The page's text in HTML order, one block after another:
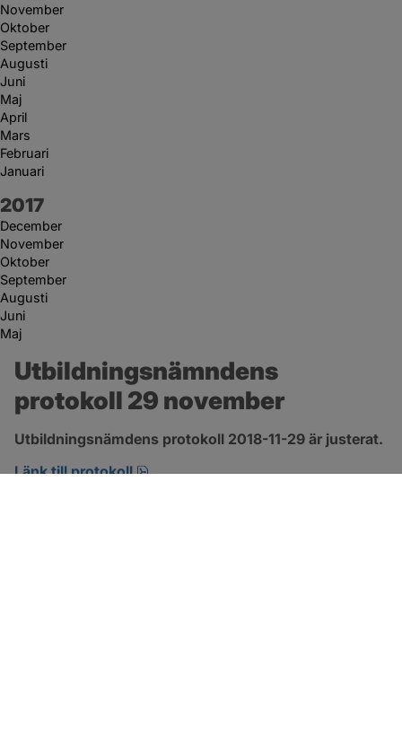
November
Oktober
September
Augusti
Juni
Maj
April
Mars
Februari
Januari
År:
2017
December
November
Oktober
September
Augusti
Juni
Maj
Utbildningsnämndens
protokoll 29 november
Utbildningsnämdens protokoll 2018-11-29 är justerat.
Länk till protokoll
pdf, 266.9 kB, öppnas i nytt fönster.